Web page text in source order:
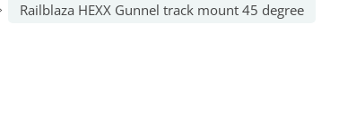
Railblaza HEXX Gunnel track mount 45 degree